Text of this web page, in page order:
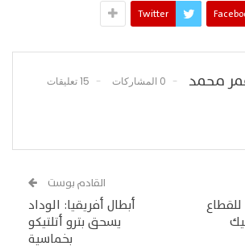
Twitter
محمد 0 المشاركات 15 تعليقات
القادم بوست
أبطال أفريقيا: الوداد
يسحق بترو أتلتيكو
بخماسية